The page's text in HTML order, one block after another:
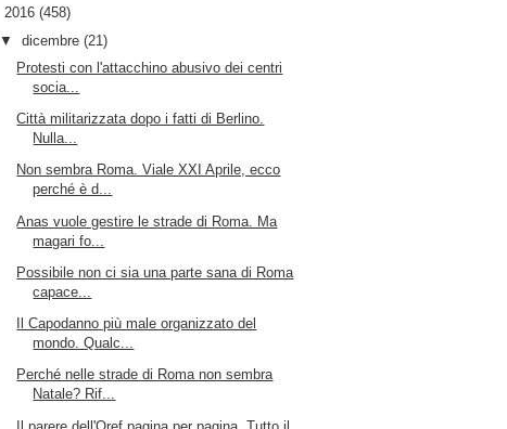
2016 (458)
▼ dicembre (21)
Protesti con l'attacchino abusivo dei centri
socia...
Città militarizzata dopo i fatti di Berlino.
Nulla...
Non sembra Roma. Viale XXI Aprile, ecco
perché è d...
Anas vuole gestire le strade di Roma. Ma
magari fo...
Possibile non ci sia una parte sana di Roma
capace...
Il Capodanno più male organizzato del
mondo. Qualc...
Perché nelle strade di Roma non sembra
Natale? Rif...